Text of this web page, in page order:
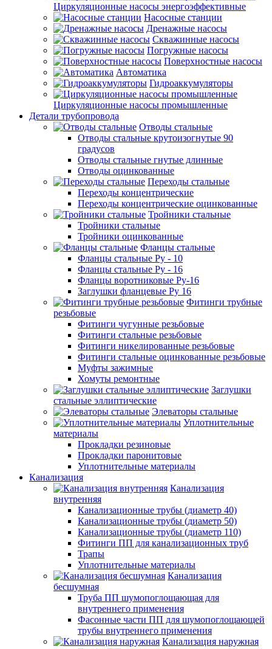
Циркуляционные насосы энергоэффективные
Насосные станции
Дренажные насосы
Скважинные насосы
Погружные насосы
Поверхностные насосы
Автоматика
Гидроаккумуляторы
Циркуляционные насосы промышленные
Детали трубопровода
Отводы стальные
Отводы стальные крутоизогнутые 90
градусов
Отводы стальные гнутые длинные
Отводы оцинкованные
Переходы стальные
Переходы концентрические
Переходы концентрические оцинкованные
Тройники стальные
Тройники стальные
Тройники оцинкованные
Фланцы стальные
Фланцы стальные Ру - 10
Фланцы стальные Ру - 16
Фланцы воротниковые Ру-16
Заглушки фланцевые Ру 16
Фитинги трубные
резьбовые
Фитинги чугунные резьбовые
Фитинги стальные резьбовые
Фитинги никелированные резьбовые
Фитинги стальные оцинкованные резьбовые
Муфты зажимные
Хомуты ремонтные
Заглушки
стальные эллиптические
Элеваторы стальные
Уплотнительные
материалы
Прокладки резиновые
Прокладки паронитовые
Уплотнительные материалы
Канализация
Канализация
внутренняя
Канализационные трубы (диаметр 40)
Канализационные трубы (диаметр 50)
Канализационные трубы (диаметр 110)
Фитинги ПП для канализационных труб
Трапы
Уплотнительные материалы
Канализация
бесшумная
Труба ПП шумопоглощающая для
внутреннего применения
Фасонные части ПП для шумопоглощающей
трубы внутреннего применения
Канализация наружная